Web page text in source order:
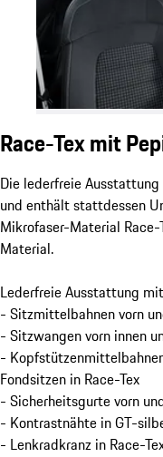
Race-Tex mit
Die lederfreie
und enthält stattdessen
Mikrofaser-Material
Material.
Lederfreie Ausstattung
- Sitzmittelbahnen vorn
- Sitzwangen vorn innen
-
Fondsitzen in Race-Tex
- Sicherheitsgurte vorn
- Kontrastnähte in GT-
- Lenkradkranz in Race-